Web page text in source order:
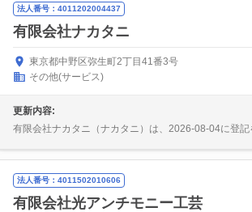
法人番号：4011202004437
有限会社ナカタニ
東京都中野区弥生町2丁目41番3号
その他(サービス)
更新内容:
有限会社ナカタニ（ナカタニ）は、2026-08-04に登記
法人番号：4011502010606
有限会社光アンチモニー工芸